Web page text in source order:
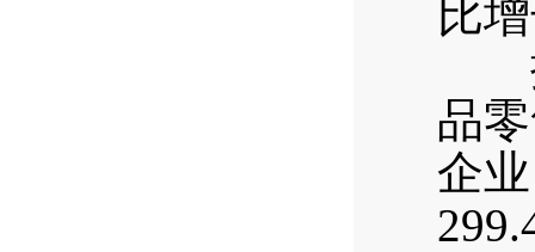
比
按
品
企